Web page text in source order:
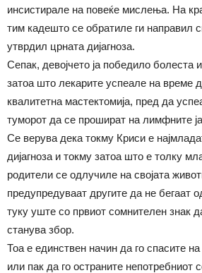
инсистирале на повеќе мислења. На
тим кадешто се обратиле ги направил
утврдил црната дијагноза.
Сепак, девојчето ја победило болеста
затоа што лекарите успеале на време
квалитетна мастектомија, пред да
туморот да се прошират на лимфните
Се верува дека токму Криси е
дијагноза и токму затоа што е толку
родители се одлучиле на својата
предупредуваат другите да не бегаат
туку уште со првиот сомнителен знак
станува збор.
Тоа е единствен начин да го спасите
или пак да го остраните непотребниот